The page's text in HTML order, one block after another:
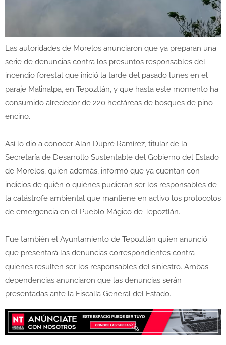
Las autoridades de Morelos anunciaron que ya preparan una
serie de denuncias contra los presuntos responsables del
incendio forestal que inició la tarde del pasado lunes en el
paraje Malinalpa, en Tepoztlán, y que hasta este momento ha
consumido alrededor de 220 hectáreas de bosques de pino-
encino.
Así lo dio a conocer Alan Dupré Ramírez, titular de la
Secretaría de Desarrollo Sustentable del Gobierno del Estado
de Morelos, quien además, informó que ya cuentan con
indicios de quién o quiénes pudieran ser los responsables de
la catástrofe ambiental que mantiene en activo los protocolos
de emergencia en el Pueblo Mágico de Tepoztlán.
Fue también el Ayuntamiento de Tepoztlán quien anunció
que presentará las denuncias correspondientes contra
quienes resulten ser los responsables del siniestro. Ambas
dependencias anunciaron que las denuncias serán
presentadas ante la Fiscalía General del Estado.